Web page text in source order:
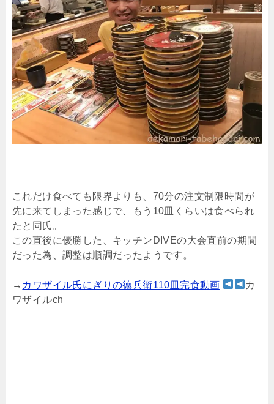
これだけ食べても限界よりも、70分の注文制限時間が
先に来てしまった感じで、もう10皿くらいは食べられ
たと同氏。
この直後に優勝した、キッチンDIVEの大会直前の期間
だった為、調整は順調だったようです。
→ カワザイル氏にぎりの徳兵衛110皿完食動画
カ
ワザイルch